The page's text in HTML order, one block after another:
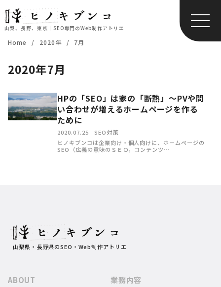
山梨、長野、東京｜SEO専門のWeb制作アトリエ
Home 2020年 7月
2020年7月
HPの「SEO」は家の「断熱」〜PVや問
い合わせが増えるホームページを作る
ために
2020.07.25
SEO対策
ヒノキブンコは企業向け・個人向けに、ホームページの
SEO（広義の意味のＳＥＯ，コンテンツ…
山梨県・長野県のSEO・Web制作アトリエ
ABOUT 業務内容